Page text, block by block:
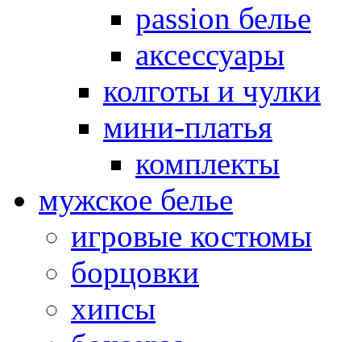
passion белье
аксессуары
колготы и чулки
мини-платья
комплекты
мужское белье
игровые костюмы
борцовки
хипсы